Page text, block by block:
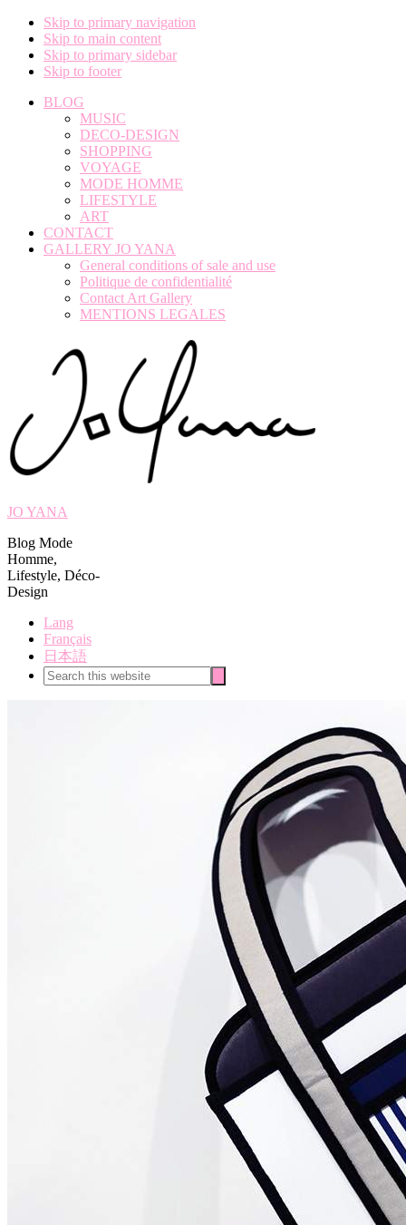
Skip to primary navigation
Skip to main content
Skip to primary sidebar
Skip to footer
BLOG
MUSIC
DECO-DESIGN
SHOPPING
VOYAGE
MODE HOMME
LIFESTYLE
ART
CONTACT
GALLERY JO YANA
General conditions of sale and use
Politique de confidentialité
Contact Art Gallery
MENTIONS LEGALES
JO YANA
Blog Mode
Homme,
Lifestyle, Déco-
Design
Lang
Français
日本語
Search
this